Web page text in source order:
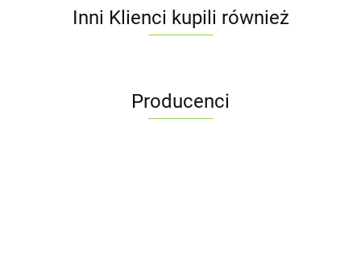
Inni Klienci kupili również
Producenci